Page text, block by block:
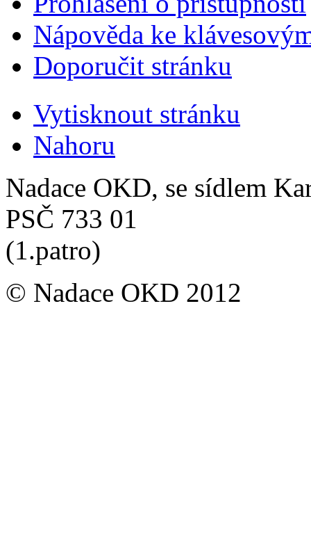
Nápověda ke
Doporučit stránku
Vytisknout stránku
Nahoru
Nadace OKD, se sídlem
PSČ 733 01
(1.patro)
© Nadace OKD 2012